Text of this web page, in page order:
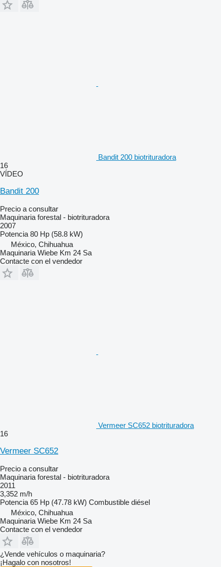
Bandit 200 biotrituradora
16
VÍDEO
Bandit 200
Precio a consultar
Maquinaria forestal - biotrituradora
2007
Potencia 80 Hp (58.8 kW)
México, Chihuahua
Maquinaria Wiebe Km 24 Sa
Contacte con el vendedor
Vermeer SC652 biotrituradora
16
Vermeer SC652
Precio a consultar
Maquinaria forestal - biotrituradora
2011
3,352 m/h
Potencia 65 Hp (47.78 kW) Combustible diésel
México, Chihuahua
Maquinaria Wiebe Km 24 Sa
Contacte con el vendedor
¿Vende vehículos o maquinaria?
¡Hagalo con nosotros!